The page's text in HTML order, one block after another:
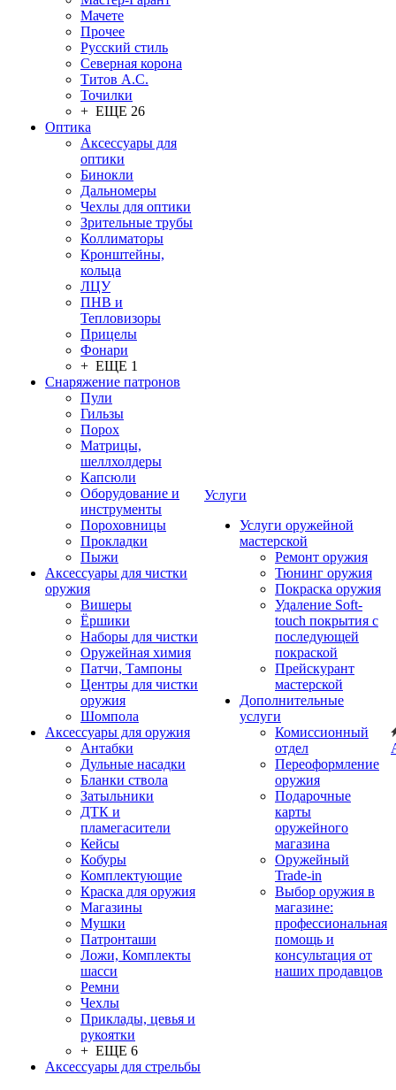
Мачете
Прочее
Русский стиль
Северная корона
Титов А.С.
Точилки
+ ЕЩЕ 26
Оптика
Аксессуары для
оптики
Бинокли
Дальномеры
Чехлы для оптики
Зрительные трубы
Коллиматоры
Кронштейны,
кольца
ЛЦУ
ПНВ и
Тепловизоры
Прицелы
Фонари
+ ЕЩЕ 1
Снаряжение патронов
Пули
Гильзы
Порох
Матрицы,
шеллхолдеры
Капсюли
Оборудование и
инструменты
Пороховницы
Прокладки
Пыжи
Аксессуары для чистки
оружия
Вишеры
Ёршики
Наборы для чистки
Оружейная химия
Патчи, Тампоны
Центры для чистки
оружия
Шомпола
Аксессуары для оружия
Антабки
Дульные насадки
Бланки ствола
Затыльники
ДТК и
пламегасители
Кейсы
Кобуры
Комплектующие
Краска для оружия
Магазины
Мушки
Патронташи
Ложи, Комплекты
шасси
Ремни
Чехлы
Приклады, цевья и
рукоятки
+ ЕЩЕ 6
Аксессуары для стрельбы
Услуги
Услуги оружейной
мастерской
Ремонт оружия
Тюнинг оружия
Покраска оружия
Удаление Soft-
touch покрытия с
последующей
покраской
Прейскурант
мастерской
Дополнительные
услуги
Комиссионный
отдел
Переоформление
оружия
Подарочные
карты
оружейного
магазина
Оружейный
Trade-in
Выбор оружия в
магазине:
профессиональная
помощь и
консультация от
наших продавцов